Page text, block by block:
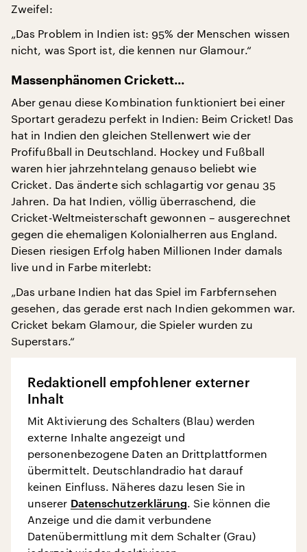
Zweifel:
„Das Problem in Indien ist: 95% der Menschen wissen
nicht, was Sport ist, die kennen nur Glamour.“
Massenphänomen Crickett...
Aber genau diese Kombination funktioniert bei einer
Sportart geradezu perfekt in Indien: Beim Cricket! Das
hat in Indien den gleichen Stellenwert wie der
Profifußball in Deutschland. Hockey und Fußball
waren hier jahrzehntelang genauso beliebt wie
Cricket. Das änderte sich schlagartig vor genau 35
Jahren. Da hat Indien, völlig überraschend, die
Cricket-Weltmeisterschaft gewonnen – ausgerechnet
gegen die ehemaligen Kolonialherren aus England.
Diesen riesigen Erfolg haben Millionen Inder damals
live und in Farbe miterlebt:
„Das urbane Indien hat das Spiel im Farbfernsehen
gesehen, das gerade erst nach Indien gekommen war.
Cricket bekam Glamour, die Spieler wurden zu
Superstars.“
Redaktionell empfohlener externer
Inhalt
Mit Aktivierung des Schalters (Blau) werden
externe Inhalte angezeigt und
personenbezogene Daten an Drittplattformen
übermittelt. Deutschlandradio hat darauf
keinen Einfluss. Näheres dazu lesen Sie in
unserer Datenschutzerklärung. Sie können die
Anzeige und die damit verbundene
Datenübermittlung mit dem Schalter (Grau)